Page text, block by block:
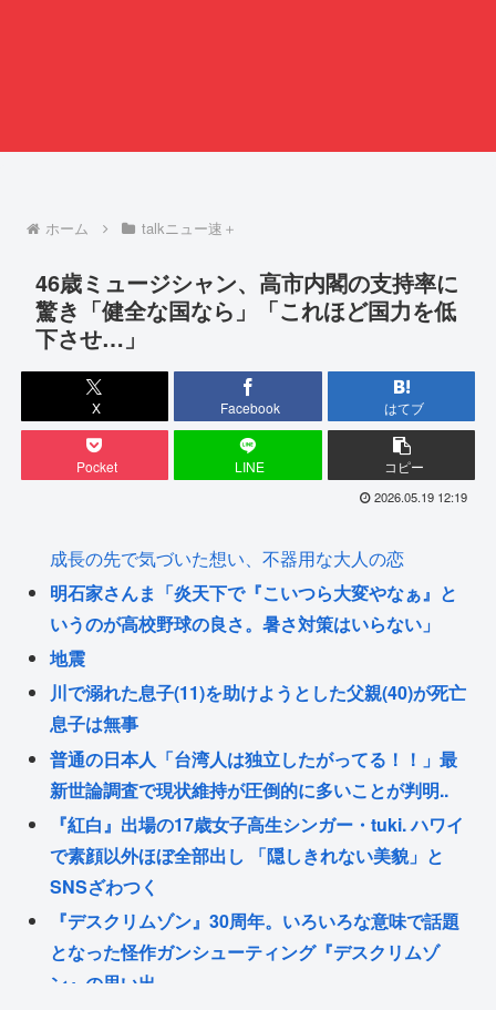
ホーム talkニュー速＋
46歳ミュージシャン、高市内閣の支持率に
驚き「健全な国なら」「これほど国力を低
下させ…」
X Facebook はてブ
Pocket LINE コピー
2026.05.19 12:19
成長の先で気づいた想い、不器用な大人の恋
明石家さんま「炎天下で『こいつら大変やなぁ』と
いうのが高校野球の良さ。暑さ対策はいらない」
地震
川で溺れた息子(11)を助けようとした父親(40)が死亡
息子は無事
普通の日本人「台湾人は独立したがってる！！」最
新世論調査で現状維持が圧倒的に多いことが判明..
『紅白』出場の17歳女子高生シンガー・tuki. ハワイ
で素顔以外ほぼ全部出し 「隠しきれない美貌」と
SNSざわつく
『デスクリムゾン』30周年。いろいろな意味で話題
となった怪作ガンシューティング『デスクリムゾ
ン』の思い出